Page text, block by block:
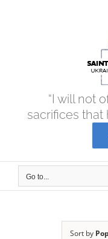
“I will not
sacrifices that
Go to...
Sort by